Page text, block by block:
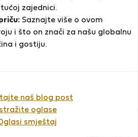
zajednici.
Saznajte više o ovom
i što on znači za našu globalnu
i gostiju.
naš blog post
Istražite oglase
smještaj